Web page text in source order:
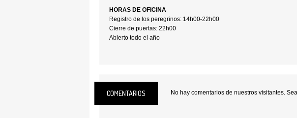
HORAS DE OFICINA
Registro de los peregrinos: 14h00-22h00
Cierre de puertas: 22h00
Abierto todo el año
COMENTARIOS No hay comentarios de nuestros visitantes.